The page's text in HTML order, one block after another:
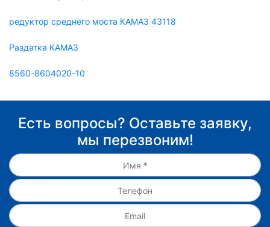
редуктор среднего моста КАМАЗ 43118
Раздатка КАМАЗ
8560-8604020-10
Есть вопросы? Оставьте заявку,
мы перезвоним!